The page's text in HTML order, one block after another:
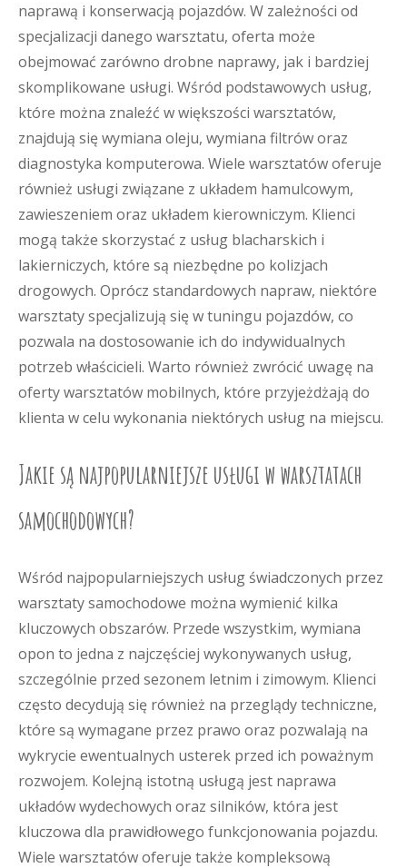
naprawą i konserwacją pojazdów. W zależności od
specjalizacji danego warsztatu, oferta może
obejmować zarówno drobne naprawy, jak i bardziej
skomplikowane usługi. Wśród podstawowych usług,
które można znaleźć w większości warsztatów,
znajdują się wymiana oleju, wymiana filtrów oraz
diagnostyka komputerowa. Wiele warsztatów oferuje
również usługi związane z układem hamulcowym,
zawieszeniem oraz układem kierowniczym. Klienci
mogą także skorzystać z usług blacharskich i
lakierniczych, które są niezbędne po kolizjach
drogowych. Oprócz standardowych napraw, niektóre
warsztaty specjalizują się w tuningu pojazdów, co
pozwala na dostosowanie ich do indywidualnych
potrzeb właścicieli. Warto również zwrócić uwagę na
oferty warsztatów mobilnych, które przyjeżdżają do
klienta w celu wykonania niektórych usług na miejscu.
Jakie są najpopularniejsze usługi w warsztatach
samochodowych?
Wśród najpopularniejszych usług świadczonych przez
warsztaty samochodowe można wymienić kilka
kluczowych obszarów. Przede wszystkim, wymiana
opon to jedna z najczęściej wykonywanych usług,
szczególnie przed sezonem letnim i zimowym. Klienci
często decydują się również na przeglądy techniczne,
które są wymagane przez prawo oraz pozwalają na
wykrycie ewentualnych usterek przed ich poważnym
rozwojem. Kolejną istotną usługą jest naprawa
układów wydechowych oraz silników, która jest
kluczowa dla prawidłowego funkcjonowania pojazdu.
Wiele warsztatów oferuje także kompleksową